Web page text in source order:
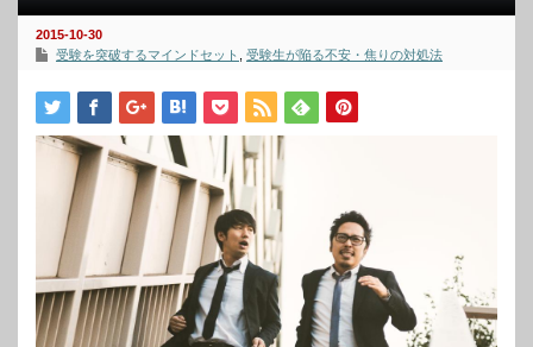
2015-10-30
受験を突破するマインドセット
受験生が陥る不安・焦りの対処法